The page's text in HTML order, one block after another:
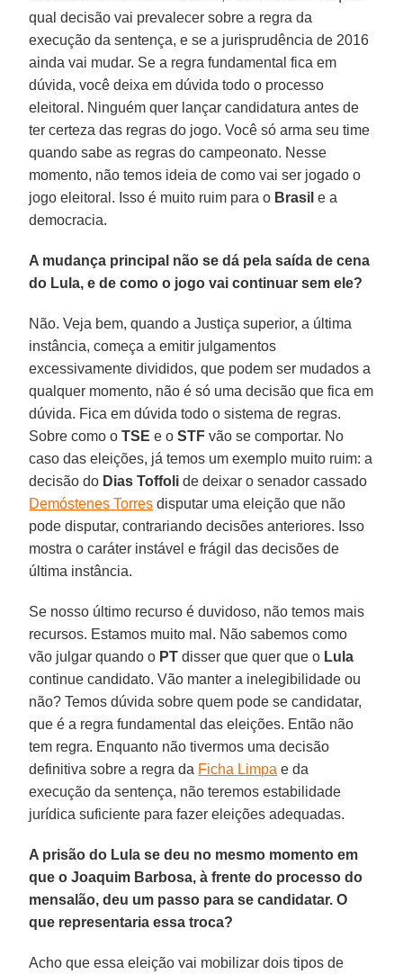
qual decisão vai prevalecer sobre a regra da
execução da sentença, e se a jurisprudência de 2016
ainda vai mudar. Se a regra fundamental fica em
dúvida, você deixa em dúvida todo o processo
eleitoral. Ninguém quer lançar candidatura antes de
ter certeza das regras do jogo. Você só arma seu time
quando sabe as regras do campeonato. Nesse
momento, não temos ideia de como vai ser jogado o
jogo eleitoral. Isso é muito ruim para o Brasil e a
democracia.
A mudança principal não se dá pela saída de cena
do Lula, e de como o jogo vai continuar sem ele?
Não. Veja bem, quando a Justiça superior, a última
instância, começa a emitir julgamentos
excessivamente divididos, que podem ser mudados a
qualquer momento, não é só uma decisão que fica em
dúvida. Fica em dúvida todo o sistema de regras.
Sobre como oTSE e oSTF vão se comportar. No
caso das eleições, já temos um exemplo muito ruim: a
decisão do Dias Toffoli de deixar o senador cassado
Demóstenes Torres disputar uma eleição que não
pode disputar, contrariando decisões anteriores. Isso
mostra o caráter instável e frágil das decisões de
última instância.
Se nosso último recurso é duvidoso, não temos mais
recursos. Estamos muito mal. Não sabemos como
vão julgar quando o PT disser que quer que o Lula
continue candidato. Vão manter a inelegibilidade ou
não? Temos dúvida sobre quem pode se candidatar,
que é a regra fundamental das eleições. Então não
tem regra. Enquanto não tivermos uma decisão
definitiva sobre a regra da Ficha Limpa e da
execução da sentença, não teremos estabilidade
jurídica suficiente para fazer eleições adequadas.
A prisão do Lula se deu no mesmo momento em
que o Joaquim Barbosa, à frente do processo do
mensalão, deu um passo para se candidatar. O
que representaria essa troca?
Acho que essa eleição vai mobilizar dois tipos de